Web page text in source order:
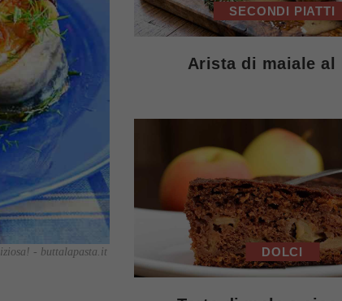
- buttalapasta.it
SECONDI PIATTI
Arista di maiale al
DOLCI